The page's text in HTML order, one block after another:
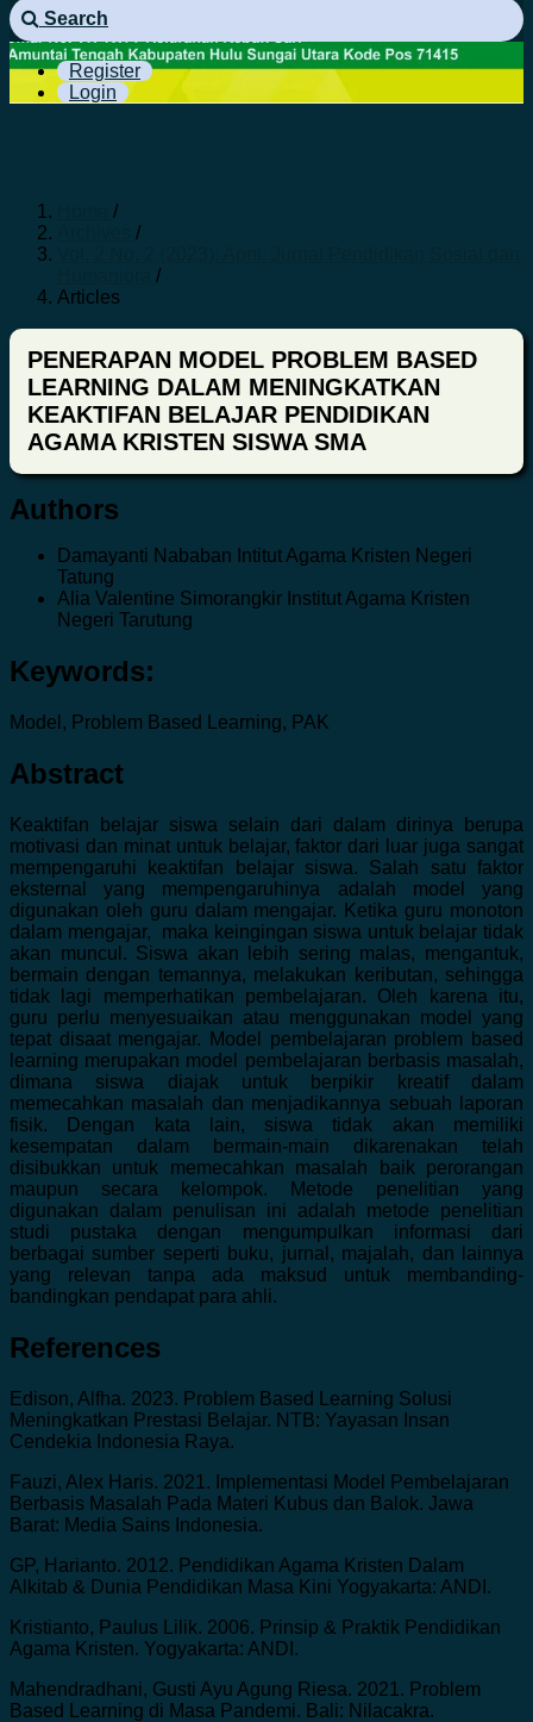
Search
Register
Login
/
/
/
Articles
PENERAPAN MODEL PROBLEM BASED
LEARNING DALAM MENINGKATKAN
KEAKTIFAN BELAJAR PENDIDIKAN
AGAMA KRISTEN SISWA SMA
Authors
Damayanti Nababan Intitut Agama Kristen Negeri
Tatung
Alia Valentine Simorangkir Institut Agama Kristen
Negeri Tarutung
Keywords:
Model, Problem Based Learning, PAK
Abstract
Keaktifan belajar siswa selain dari dalam dirinya berupa
motivasi dan minat untuk belajar, faktor dari luar juga sangat
mempengaruhi keaktifan belajar siswa. Salah satu faktor
eksternal yang mempengaruhinya adalah model yang
digunakan oleh guru dalam mengajar. Ketika guru monoton
dalam mengajar, maka keingingan siswa untuk belajar tidak
akan muncul. Siswa akan lebih sering malas, mengantuk,
bermain dengan temannya, melakukan keributan, sehingga
tidak lagi memperhatikan pembelajaran. Oleh karena itu,
guru perlu menyesuaikan atau menggunakan model yang
tepat disaat mengajar. Model pembelajaran problem based
learning merupakan model pembelajaran berbasis masalah,
dimana siswa diajak untuk berpikir kreatif dalam
memecahkan masalah dan menjadikannya sebuah laporan
fisik. Dengan kata lain, siswa tidak akan memiliki
kesempatan dalam bermain-main dikarenakan telah
disibukkan untuk memecahkan masalah baik perorangan
maupun secara kelompok. Metode penelitian yang
digunakan dalam penulisan ini adalah metode penelitian
studi pustaka dengan mengumpulkan informasi dari
berbagai sumber seperti buku, jurnal, majalah, dan lainnya
yang relevan tanpa ada maksud untuk membanding-
bandingkan pendapat para ahli.
References
Edison, Alfha. 2023. Problem Based Learning Solusi
Meningkatkan Prestasi Belajar. NTB: Yayasan Insan
Cendekia Indonesia Raya.
Fauzi, Alex Haris. 2021. Implementasi Model Pembelajaran
Berbasis Masalah Pada Materi Kubus dan Balok. Jawa
Barat: Media Sains Indonesia.
GP, Harianto. 2012. Pendidikan Agama Kristen Dalam
Alkitab & Dunia Pendidikan Masa Kini Yogyakarta: ANDI.
Kristianto, Paulus Lilik. 2006. Prinsip & Praktik Pendidikan
Agama Kristen. Yogyakarta: ANDI.
Mahendradhani, Gusti Ayu Agung Riesa. 2021. Problem
Based Learning di Masa Pandemi. Bali: Nilacakra.